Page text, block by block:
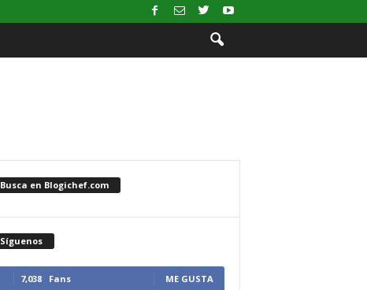
Busca en Blogichef.com
Síguenos
7,038 Fans ME GUSTA